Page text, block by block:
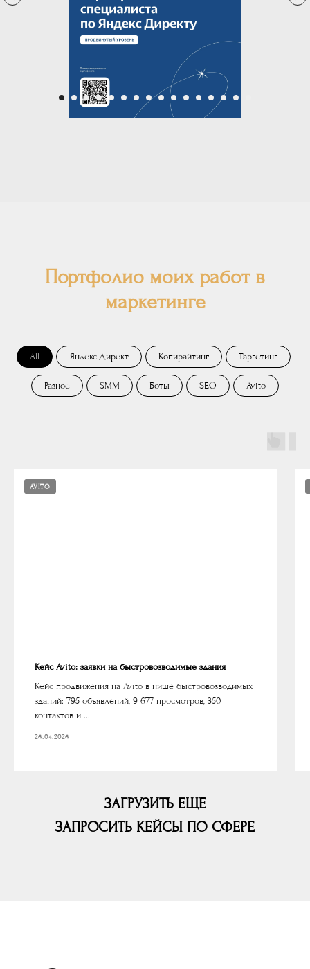
Портфолио моих работ в
маркетинге
All Яндекс.Директ Копирайтинг Таргетинг
Разное SMM Боты SEO Avito
AVITO
Кейс Avito: заявки на быстровозводимые здания
Кейс продвижения на Avito в нише быстровозводимых
зданий: 795 объявлений, 9 677 просмотров, 350
контактов и ...
26.04.2026
ЗАГРУЗИТЬ ЕЩЁ
ЗАПРОСИТЬ КЕЙСЫ ПО СФЕРЕ